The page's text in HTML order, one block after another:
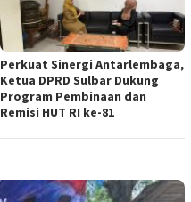
Perkuat Sinergi Antarlembaga,
Ketua DPRD Sulbar Dukung
Program Pembinaan dan
Remisi HUT RI ke-81